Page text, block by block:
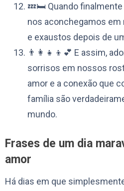
💤🛏️ Quando finalmente
nos aconchegamos
e exaustos depois de
👨‍👩‍👧‍👦💕 E assim,
sorrisos em nossos
amor e a conexão que
família são
mundo.
Frases de um dia
amor
Há dias em que